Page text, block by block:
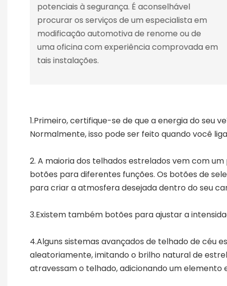
potenciais à segurança. É aconselhável
procurar os serviços de um especialista em
modificação automotiva de renome ou de
uma oficina com experiência comprovada em
tais instalações.
1.Primeiro, certifique-se de que a energia do seu
Normalmente, isso pode ser feito quando você
2. A maioria dos telhados estrelados vem com
botões para diferentes funções. Os botões de
para criar a atmosfera desejada dentro do seu
3.Existem também botões para ajustar a
4.Alguns sistemas avançados de telhado de céu
aleatoriamente, imitando o brilho natural de
atravessam o telhado, adicionando um elemento